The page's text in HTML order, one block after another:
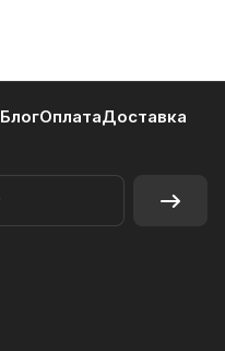
БлогОплатаДоставка